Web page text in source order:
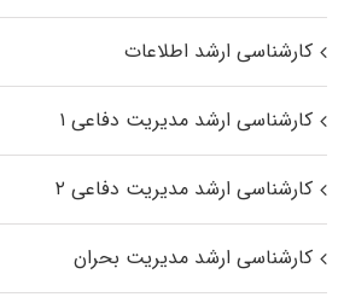
کارشناسی ارشد اطلاعات
کارشناسی ارشد مدیریت دفاعی ۱
کارشناسی ارشد مدیریت دفاعی ۲
کارشناسی ارشد مدیریت بحران